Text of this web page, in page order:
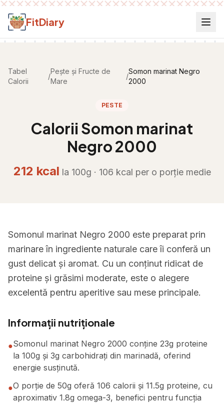
Salt la conținut
FitDiary
Tabel
Calorii
/
Pește și Fructe de
Mare
/
Somon marinat Negro
2000
PESTE
Calorii Somon marinat
Negro 2000
212 kcal la 100g · 106 kcal per o porție medie
Somonul marinat Negro 2000 este preparat prin
marinare în ingrediente naturale care îi conferă un
gust delicat și aromat. Cu un conținut ridicat de
proteine și grăsimi moderate, este o alegere
excelentă pentru aperitive sau mese principale.
Informații nutriționale
●Somonul marinat Negro 2000 conține 23g proteine
la 100g și 3g carbohidrați din marinadă, oferind
energie susținută.
●O porție de 50g oferă 106 calorii și 11.5g proteine, cu
aproximativ 1.8g omega-3, benefici pentru funcția